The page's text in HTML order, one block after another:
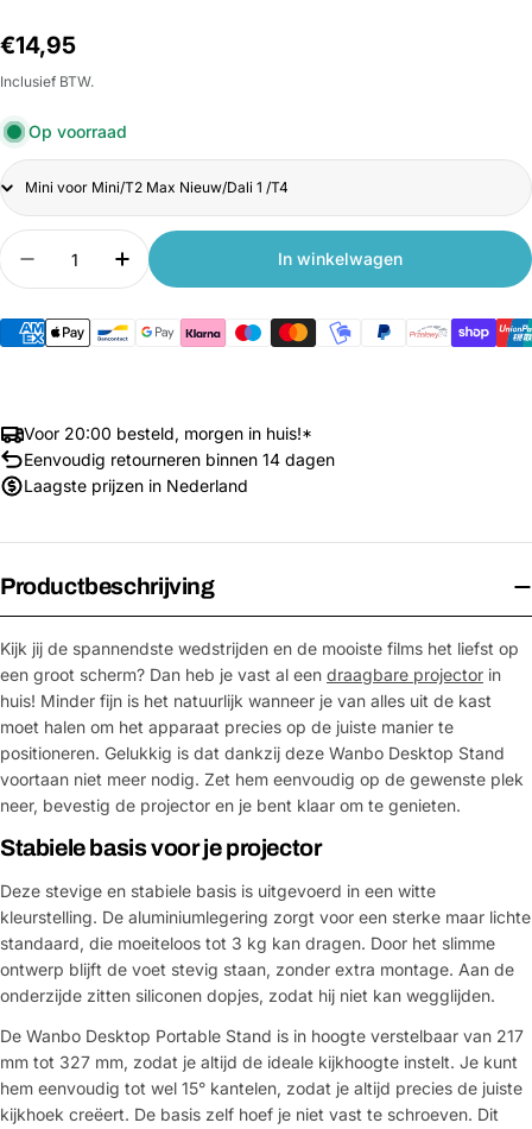
Normale
prijs
€14,95
Inclusief BTW.
Op voorraad
Title
Aantal
Aantal verlagen voor Xiaomi Wanbo Desktop
Aantal verhogen voor Xiaomi Wanbo
In winkelwagen
Voor 20:00 besteld, morgen in huis!*
Eenvoudig retourneren binnen 14 dagen
Laagste prijzen in Nederland
Productbeschrijving
Kijk jij de spannendste wedstrijden en de mooiste films het liefst op
een groot scherm? Dan heb je vast al een draagbare projector in
huis! Minder fijn is het natuurlijk wanneer je van alles uit de kast
moet halen om het apparaat precies op de juiste manier te
positioneren. Gelukkig is dat dankzij deze Wanbo Desktop Stand
voortaan niet meer nodig. Zet hem eenvoudig op de gewenste plek
neer, bevestig de projector en je bent klaar om te genieten.
Stabiele basis voor je projector
Deze stevige en stabiele basis is uitgevoerd in een witte
kleurstelling. De aluminiumlegering zorgt voor een sterke maar lichte
standaard, die moeiteloos tot 3 kg kan dragen. Door het slimme
ontwerp blijft de voet stevig staan, zonder extra montage. Aan de
onderzijde zitten siliconen dopjes, zodat hij niet kan wegglijden.
De Wanbo Desktop Portable Stand is in hoogte verstelbaar van 217
mm tot 327 mm, zodat je altijd de ideale kijkhoogte instelt. Je kunt
hem eenvoudig tot wel 15° kantelen, zodat je altijd precies de juiste
kijkhoek creëert. De basis zelf hoef je niet vast te schroeven. Dit